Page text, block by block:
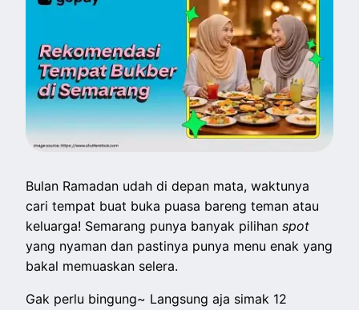
Bulan Ramadan udah di depan mata, waktunya
cari tempat buat buka puasa bareng teman atau
keluarga! Semarang punya banyak pilihanspot
yang nyaman dan pastinya punya menu enak yang
bakal memuaskan selera.
Gak perlu bingung~ Langsung aja simak 12